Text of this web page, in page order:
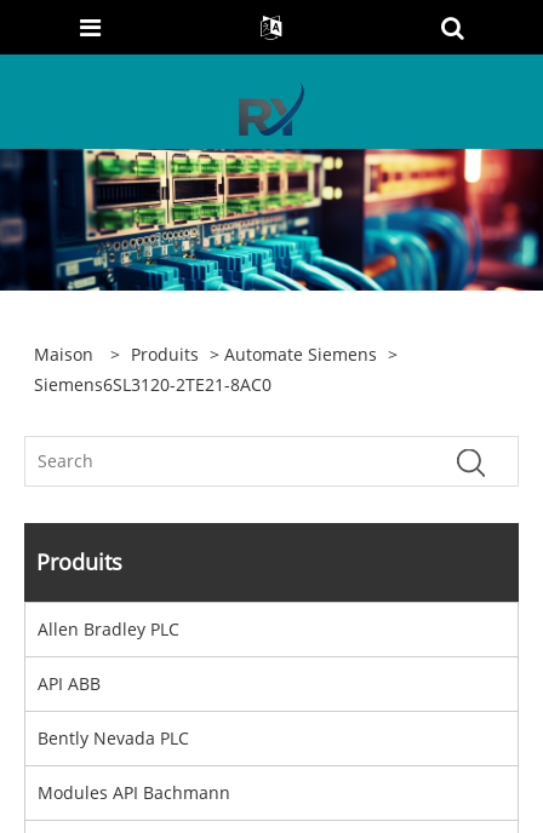
Maison > Produits >Automate Siemens >
Siemens6SL3120-2TE21-8AC0
Produits
Allen Bradley PLC
API ABB
Bently Nevada PLC
Modules API Bachmann